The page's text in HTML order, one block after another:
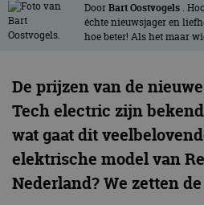
DoorBart Oostvogels .
échte nieuwsjager en
hoe beter! Als het maar
De prijzen van de
Tech electric zijn
wat gaat dit
elektrische model van
Nederland? We zetten